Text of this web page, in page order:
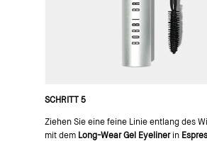
SCHRITT 5
Ziehen Sie eine feine Linie entlang des
mit dem Long-Wear Gel Eyelinerin